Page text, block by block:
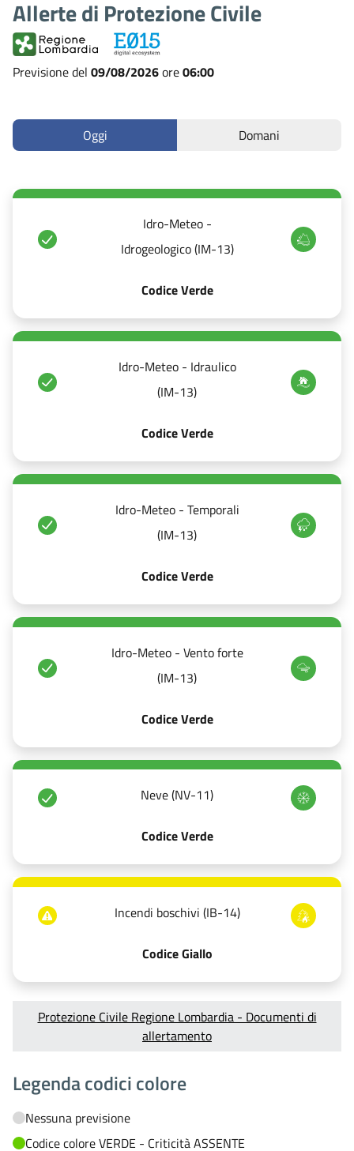
Allerte di Protezione Civile
Previsione del 09/08/2026ore06:00
Oggi Domani
Idro-Meteo -
Idrogeologico (IM-13)
Codice Verde
Idro-Meteo - Idraulico
(IM-13)
Codice Verde
Idro-Meteo - Temporali
(IM-13)
Codice Verde
Idro-Meteo - Vento forte
(IM-13)
Codice Verde
Neve (NV-11)
Codice Verde
Incendi boschivi (IB-14)
Codice Giallo
Protezione Civile Regione Lombardia - Documenti di
allertamento
Legenda codici colore
Nessuna previsione
Codice colore VERDE - Criticità ASSENTE